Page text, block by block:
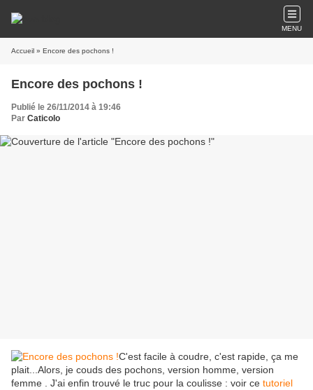
MENU
Accueil » Encore des pochons !
Encore des pochons !
Publié le 26/11/2014 à 19:46
Par Caticolo
C'est facile à coudre, c'est rapide, ça me
plait...Alors, je couds des pochons, version homme, version
femme . J'ai enfin trouvé le truc pour la coulisse : voir ce tutoriel